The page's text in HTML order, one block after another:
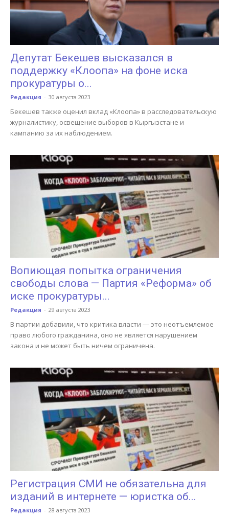
Депутат Бекешев высказался в
поддержку «Клоопа» на фоне иска
прокуратуры о...
Редакция - 30 августа 2023
Бекешев также оценил вклад «Клоопа» в расследовательскую
журналистику, освещение выборов в Кыргызстане и
кампанию за их наблюдением.
Вопиющая попытка ограничения
свободы слова — Партия «Реформа» об
иске прокуратуры...
Редакция - 29 августа 2023
В партии добавили, что критика власти — это неотъемлемое
право любого гражданина, оно не является нарушением
закона и не может быть ничем ограничена.
Регистрация СМИ не обязательна для
изданий в интернете — юристка об...
Редакция - 28 августа 2023